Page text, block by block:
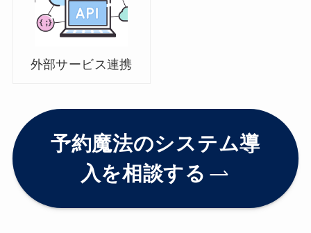
外部サービス連携
予約魔法のシステム導
入を相談する